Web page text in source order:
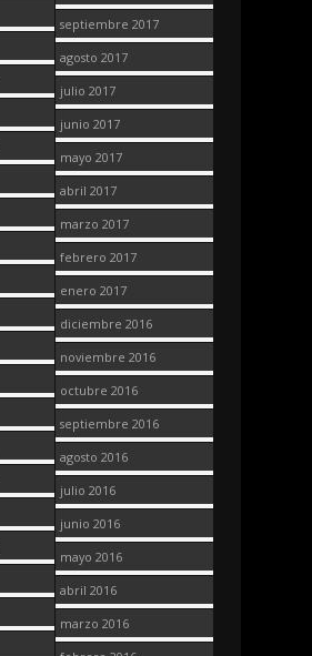
septiembre 2017
agosto 2017
julio 2017
junio 2017
mayo 2017
abril 2017
marzo 2017
febrero 2017
enero 2017
diciembre 2016
noviembre 2016
octubre 2016
septiembre 2016
agosto 2016
julio 2016
junio 2016
mayo 2016
abril 2016
marzo 2016